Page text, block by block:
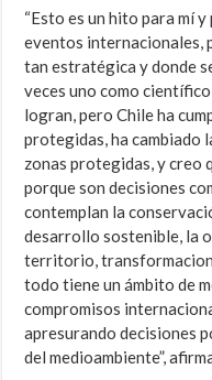
“Esto es un hito para mí
eventos internacionales,
tan estratégica y donde
veces uno como
logran, pero Chile ha
protegidas, ha cambiado
zonas protegidas, y creo
porque son decisiones
contemplan la
desarrollo sostenible, la
territorio,
todo tiene un ámbito de
compromisos
apresurando decisiones
del medioambiente”,